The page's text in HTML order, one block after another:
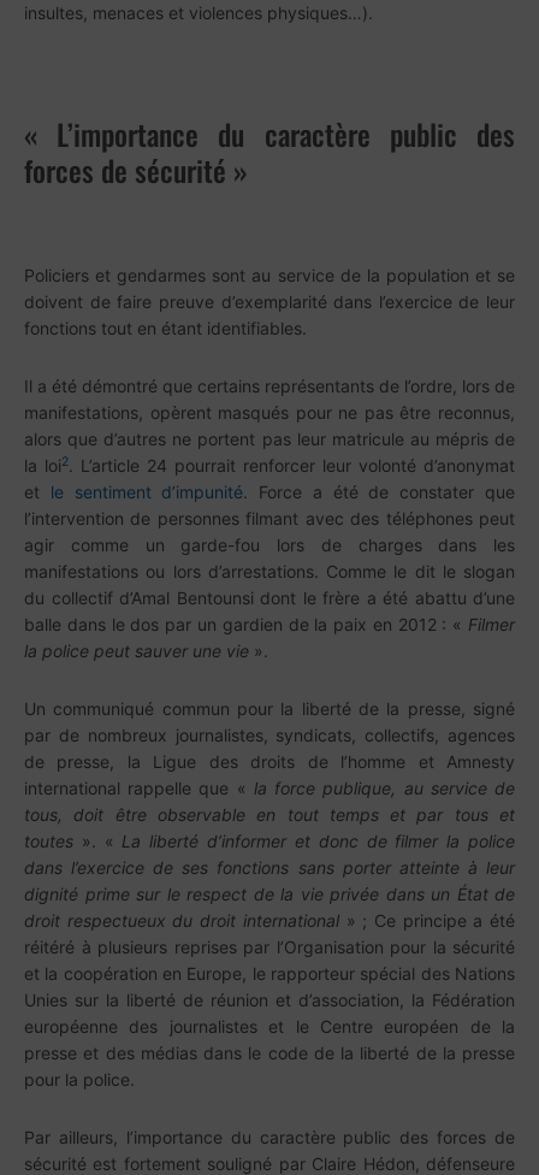
insultes, menaces et violences physiques…).
« L’importance du caractère public des
forces de sécurité »
Policiers et gendarmes sont au service de la population et se
doivent de faire preuve d’exemplarité dans l’exercice de leur
fonctions tout en étant identifiables.
Il a été démontré que certains représentants de l’ordre, lors de
manifestations, opèrent masqués pour ne pas être reconnus,
alors que d’autres ne portent pas leur matricule au mépris de
la loi2. L’article 24 pourrait renforcer leur volonté d’anonymat
et le sentiment d’impunité. Force a été de constater que
l’intervention de personnes filmant avec des téléphones peut
agir comme un garde-fou lors de charges dans les
manifestations ou lors d’arrestations. Comme le dit le slogan
du collectif d’Amal Bentounsi dont le frère a été abattu d’une
balle dans le dos par un gardien de la paix en 2012 : « Filmer
la police peut sauver une vie ».
Un communiqué commun pour la liberté de la presse, signé
par de nombreux journalistes, syndicats, collectifs, agences
de presse, la Ligue des droits de l’homme et Amnesty
international rappelle que « la force publique, au service de
tous, doit être observable en tout temps et par tous et
toutes ». « La liberté d’informer et donc de filmer la police
dans l’exercice de ses fonctions sans porter atteinte à leur
dignité prime sur le respect de la vie privée dans un État de
droit respectueux du droit international» ; Ce principe a été
réitéré à plusieurs reprises par l’Organisation pour la sécurité
et la coopération en Europe, le rapporteur spécial des Nations
Unies sur la liberté de réunion et d’association, la Fédération
européenne des journalistes et le Centre européen de la
presse et des médias dans le code de la liberté de la presse
pour la police.
Par ailleurs, l’importance du caractère public des forces de
sécurité est fortement souligné par Claire Hédon, défenseure